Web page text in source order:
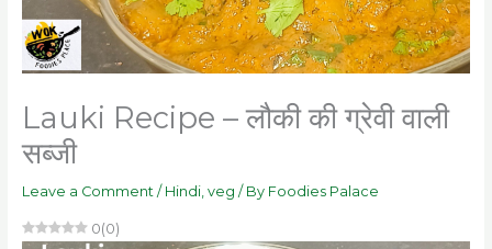
Lauki Recipe – लौकी की ग्रेवी वाली
सब्जी
Leave a Comment / Hindi, veg / By Foodies Palace
0(0)